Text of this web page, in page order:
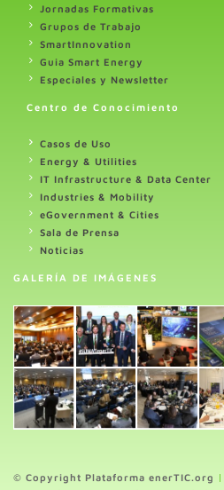
Jornadas Formativas
Grupos de Trabajo
SmartInnovation
Guia Smart Energy
Especiales y Newsletter
Centro de Conocimiento
Casos de Uso
Energy & Utilities
IT Infrastructure & Data Center
Industries & Mobility
eGovernment & Cities
Sala de Prensa
Noticias
GALERÍA DE IMÁGENES
© Copyright Plataforma enerTIC.org |